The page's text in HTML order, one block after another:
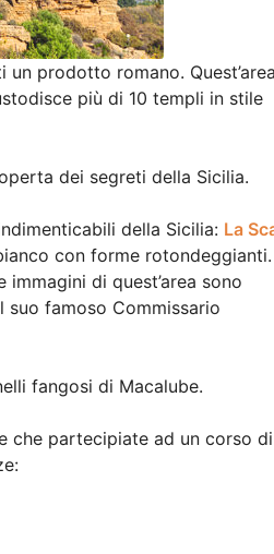
prodotto romano.
più di 10 templi in stile
dei segreti della Sicilia.
della Sicilia: La
con forme rotondeggianti.
di quest’area sono
famoso Commissario
fangosi di Macalube.
che partecipiate ad un corso di